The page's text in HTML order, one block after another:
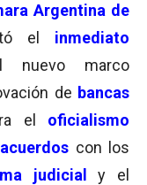
Argentina de
el inmediato
nuevo marco
de bancas
el oficialismo
acuerdos con los
judicial
y el